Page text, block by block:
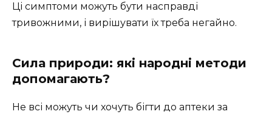
Ці симптоми можуть бути насправді
тривожними, і вирішувати їх треба негайно.
Сила природи: які народні методи
допомагають?
Не всі можуть чи хочуть бігти до аптеки за